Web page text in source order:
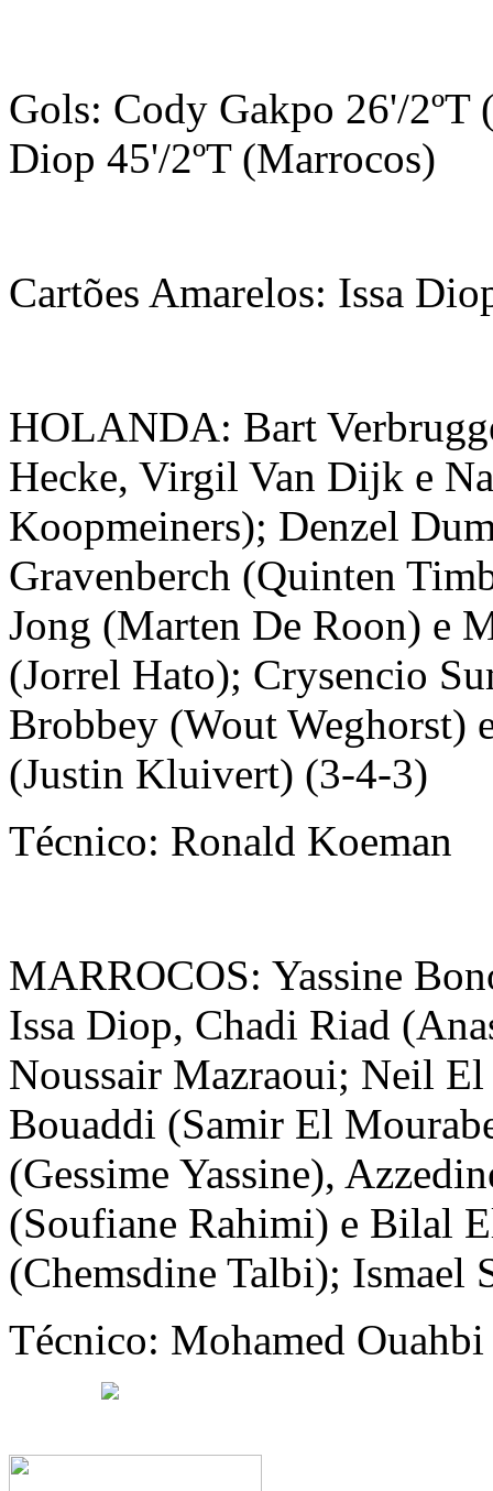
Gols: Cody Gakpo 26'/2ºT
Diop 45'/2ºT (Marrocos)
Cartões Amarelos: Issa
HOLANDA: Bart
Hecke, Virgil Van Dijk e
Koopmeiners); Denzel
Gravenberch (Quinten
Jong (Marten De Roon) e
(Jorrel Hato); Crysencio
Brobbey (Wout Weghorst)
(Justin Kluivert) (3-4-3)
Técnico: Ronald Koeman
MARROCOS: Yassine
Issa Diop, Chadi Riad
Noussair Mazraoui; Neil
Bouaddi (Samir El
(Gessime Yassine),
(Soufiane Rahimi) e Bilal
(Chemsdine Talbi); Ismael
Técnico: Mohamed Ouahbi